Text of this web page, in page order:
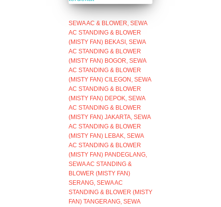
SEWA AC & BLOWER SEWA
AC STANDING & BLOWER
(MISTY FAN) BEKASI
SEWA
AC STANDING & BLOWER
(MISTY FAN) BOGOR SEWA
AC STANDING & BLOWER
(MISTY FAN) CILEGON SEWA
AC STANDING & BLOWER
(MISTY FAN) DEPOK SEWA
AC STANDING & BLOWER
(MISTY FAN) JAKARTA SEWA
AC STANDING & BLOWER
(MISTY FAN) LEBAK SEWA
AC STANDING & BLOWER
(MISTY FAN) PANDEGLANG
SEWA AC STANDING &
BLOWER (MISTY FAN)
SERANG SEWA AC
STANDING & BLOWER (MISTY
FAN) TANGERANG SEWA